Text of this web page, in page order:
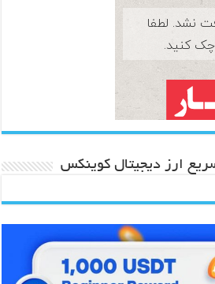
ارز دیجیتال کوینکس